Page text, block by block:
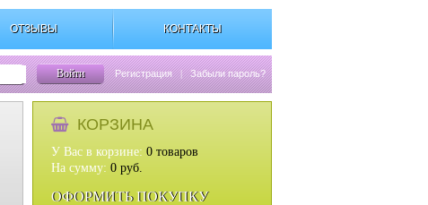
ОТЗЫВЫ КОНТАКТЫ
Войти Регистрация | Забыли пароль?
КОРЗИНА
У Вас в корзине: 0 товаров
На сумму: 0 руб.
ОФОРМИТЬ ПОКУПКУ